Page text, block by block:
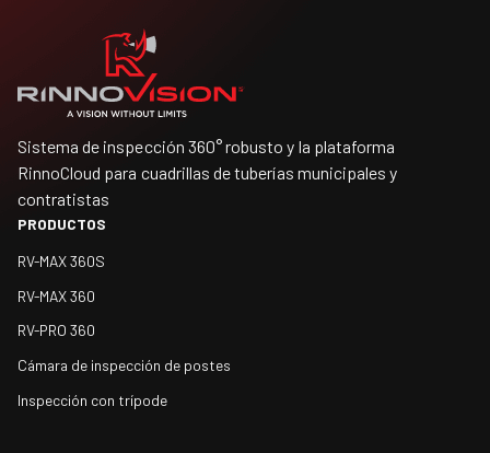
Sistema de inspección 360° robusto y la plataforma
RinnoCloud para cuadrillas de tuberías municipales y
contratistas
PRODUCTOS
RV-MAX 360S
RV-MAX 360
RV-PRO 360
Cámara de inspección de postes
Inspección con trípode